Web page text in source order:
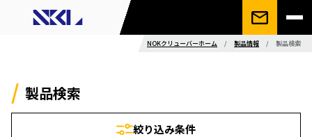
NOKクリューバーホーム / 製品情報 / 製品検索
製品検索
絞り込み条件